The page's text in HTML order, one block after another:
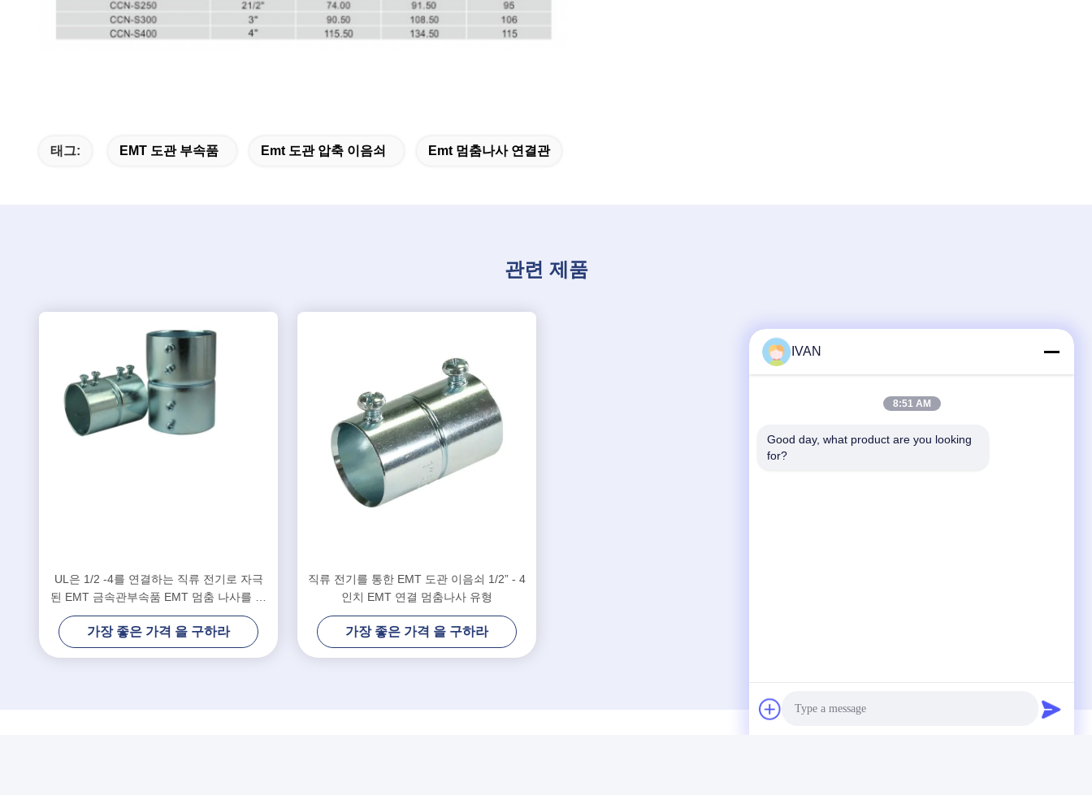
태그: EMT 도관 부속품 Emt 도관 압축 이음쇠 Emt 멈춤나사 연결관
관련 제품
UL은 1/2 -4를 연결하는 직류 전기로 자극
된 EMT 금속관부속품 EMT 멈춤 나사를 목
록화했습니다
가장 좋은 가격 을 구하라
직류 전기를 통한 EMT 도관 이음쇠 1/2” - 4
인치 EMT 연결 멈춤나사 유형
가장 좋은 가격 을 구하라
IVAN
8:51 AM
Good day, what product are you looking
for?